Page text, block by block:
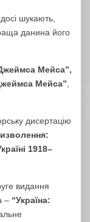
шукають,
данина його
Джеймса Мейса”,
Мейса”
дисертацію
1918–
видання
– “Україна: